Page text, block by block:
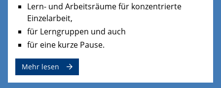
Lern- und Arbeitsräume für konzentrierte
Einzelarbeit,
für Lerngruppen und auch
für eine kurze Pause.
Mehr lesen